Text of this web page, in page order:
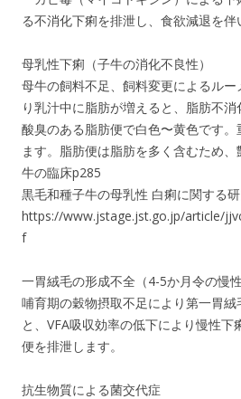
る不消化下痢を排泄し、食欲減退を
母乳性下痢（子牛の消化不良性）
母牛の飼料不足、飼料変更によるルー
り乳汁中に脂肪が増えると、脂肪不消
酸臭のある脂肪便で白色〜黄色です
ます。脂肪便は脂肪を多く含むため、
牛の臨床p285
黒毛和種子牛の母乳性 白痢に関する
https://www.jstage.jst.go.jp/article/
f
一胃絨毛の形成不全（4-5か月令の慢性
哺育期の穀物摂取不足により第一胃
と、VFA吸収効率の低下により慢性下
便を排泄します。
抗生物質による菌交代症